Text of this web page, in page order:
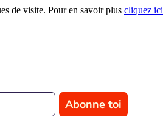
de visite. Pour en savoir plus cliquez ici
Abonne toi